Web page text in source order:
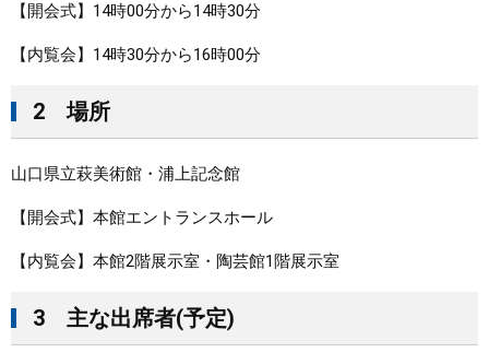
【開会式】14時00分から14時30分
【内覧会】14時30分から16時00分
2 場所
山口県立萩美術館・浦上記念館
【開会式】本館エントランスホール
【内覧会】本館2階展示室・陶芸館1階展示室
3 主な出席者(予定)